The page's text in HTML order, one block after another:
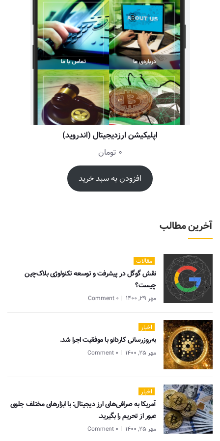
اپلیکیشن ارزدیجیتال (اندروید)
0 تومان
افزودن به سبد خرید
آخرین مطالب
مقالات
نقش گوگل در پیشرفت و توسعه تکنولوژی بلاک‌چین
چیست؟
مهر 29, 1400 0 Comment
اخبار
به‌روزرسانی کاردانو با موفقیت اجرا شد.
مهر 25, 1400 0 Comment
اخبار
آمریکا به صرافی‌های ارز دیجیتال: با ابزارهای مختلف جلوی
عبور از تحریم را بگیرید.
مهر 25, 1400 0 Comment